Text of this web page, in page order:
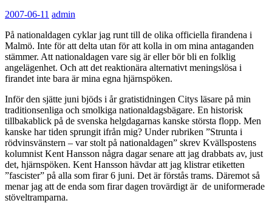
2007-06-11 admin
På nationaldagen cyklar jag runt till de olika officiella firandena i
Malmö. Inte för att delta utan för att kolla in om mina antaganden
stämmer. Att nationaldagen vare sig är eller bör bli en folklig
angelägenhet. Och att det reaktionära alternativt meningslösa i
firandet inte bara är mina egna hjärnspöken.
Inför den sjätte juni bjöds i år gratistidningen Citys läsare på min
traditionsenliga och smolkiga nationaldagsbägare. En historisk
tillbakablick på de svenska helgdagarnas kanske största flopp. Men
kanske har tiden sprungit ifrån mig? Under rubriken ”Strunta i
rödvinsvänstern – var stolt på nationaldagen” skrev Kvällspostens
kolumnist Kent Hansson några dagar senare att jag drabbats av, just
det, hjärnspöken. Kent Hansson hävdar att jag klistrar etiketten
”fascister” på alla som firar 6 juni. Det är förstås trams. Däremot så
menar jag att de enda som firar dagen trovärdigt är de uniformerade
stöveltramparna.